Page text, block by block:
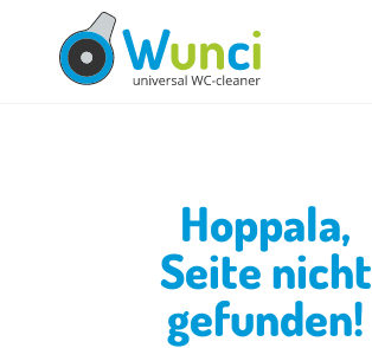
content
Hoppala,
Seite nicht
gefunden!